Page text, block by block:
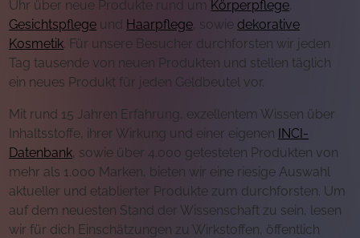
Uhr über neue Produkte rund um Körperpflege,
Gesichtspflege und Haarpflege , sowie dekorative
Kosmetik . Für unsere Besucher durchforsten wir jeden
Tag tausende von neuen Produkten und stellen täglich
ein neues Produkt für jeden Geldbeutel vor.
Mit rund 15 Jahren Erfahrung, exzellentem Wissen über
Inhaltsstoffe, ihrer Wirkung und einer eigenen INCI-
Datenbank, sowie über 4.000 getesteten Produkten von
mehr als 1.000 Marken, bieten wir eine riesige Auswahl
aktueller und etablierter Produkte zum durchforsten. Um
auf dem neuesten Stand der Wissenschaft zu sein, lesen
wir für dich Einschätzungen zu Wirkstoffen, öffentlich